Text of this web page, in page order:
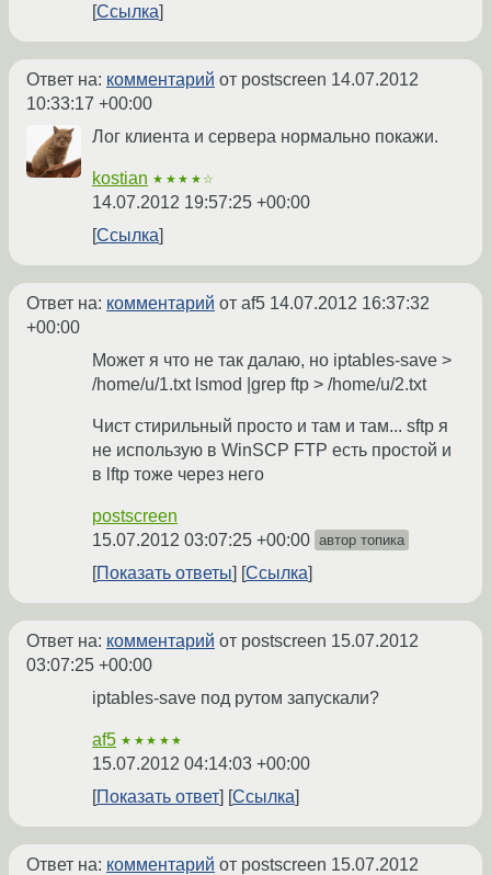
Ссылка
Ответ на: комментарий от postscreen 14.07.2012
10:33:17 +00:00
Лог клиента и сервера нормально покажи.
kostian ★★★★☆
14.07.2012 19:57:25 +00:00
Ссылка
Ответ на: комментарий от af5 14.07.2012 16:37:32
+00:00
Может я что не так далаю, но iptables-save >
/home/u/1.txt lsmod |grep ftp > /home/u/2.txt
Чист стирильный просто и там и там... sftp я
не использую в WinSCP FTP есть простой и
в lftp тоже через него
postscreen
15.07.2012 03:07:25 +00:00 автор топика
Показать ответы Ссылка
Ответ на: комментарий от postscreen 15.07.2012
03:07:25 +00:00
iptables-save под рутом запускали?
af5 ★★★★★
15.07.2012 04:14:03 +00:00
Показать ответ
Ссылка
Ответ на: комментарий от postscreen 15.07.2012